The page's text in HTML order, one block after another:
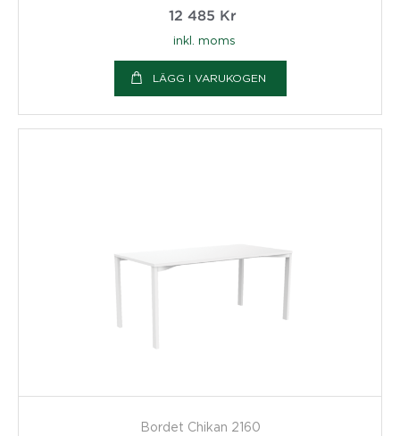
12 485 Kr
inkl. moms
LÄGG I VARUKOGEN
Bordet Chikan 2160